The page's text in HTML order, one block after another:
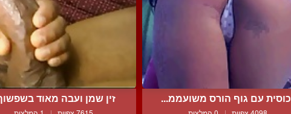
כוסית עם גוף הורס משועממ... זין שמן ועבה מאוד